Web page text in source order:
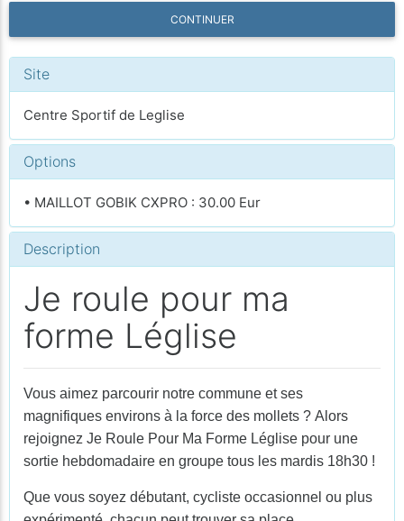
CONTINUER
Site
Centre Sportif de Leglise
Options
• MAILLOT GOBIK CXPRO : 30.00 Eur
Description
Je roule pour ma
forme Léglise
Vous aimez parcourir notre commune et ses
magnifiques environs à la force des mollets ? Alors
rejoignez Je Roule Pour Ma Forme Léglise pour une
sortie hebdomadaire en groupe tous les mardis 18h30 !
Que vous soyez débutant, cycliste occasionnel ou plus